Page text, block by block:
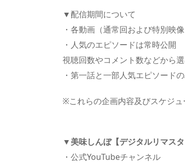
▼配信期間について
・各動画（通常回および特別映
・人気のエピソードは常時公開
視聴回数やコメント数などから選
・第一話と一部人気エピソード
※これらの企画内容及びスケジ
▼美味しんぼ【デジタルリマス
・公式YouTubeチャンネル